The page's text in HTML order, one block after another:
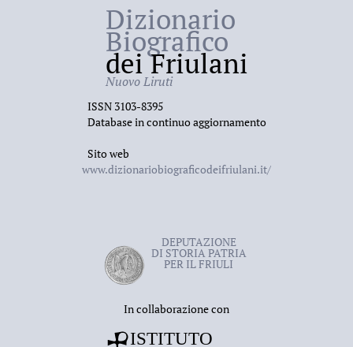
Dizionario
Biografico
dei Friulani
Nuovo Liruti
ISSN 3103-8395
Database in continuo aggiornamento
Sito web
www.dizionariobiograficodeifriulani.it/
DEPUTAZIONE
DI STORIA PATRIA
PER IL FRIULI
In collaborazione con